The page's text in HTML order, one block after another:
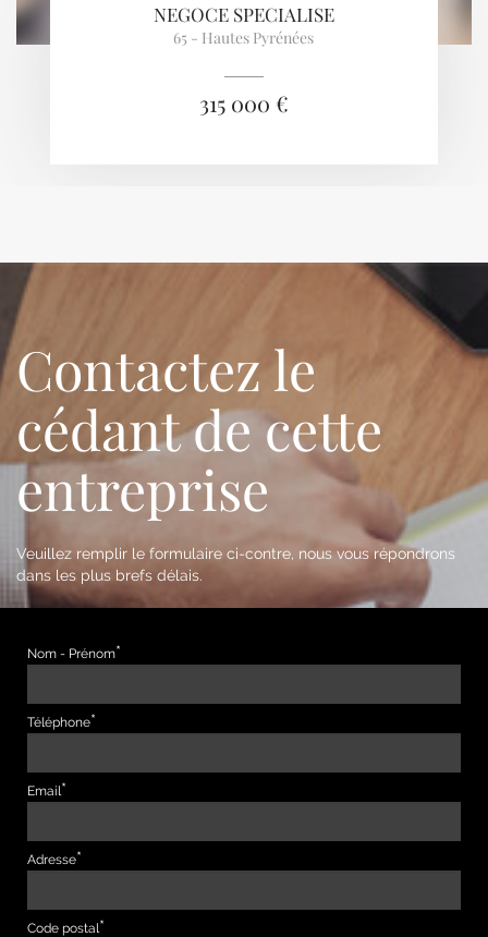
NEGOCE SPECIALISE
65 - Hautes Pyrénées
315 000 €
Contactez le
cédant de cette
entreprise
Veuillez remplir le formulaire ci-contre, nous vous répondrons
dans les plus brefs délais.
Nom - Prénom
Téléphone
Email
Adresse
Code postal